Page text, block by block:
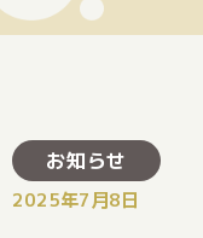
お知らせ
2025年7月8日